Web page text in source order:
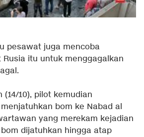
pesawat juga mencoba
itu untuk menggagalkan
(14/10), pilot kemudian
bom ke Nabad al
yang merekam kejadian
dijatuhkan hingga atap